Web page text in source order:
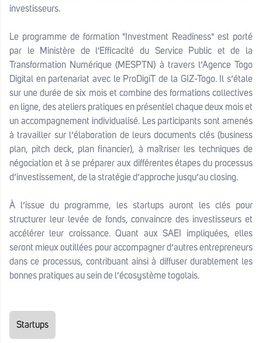
investisseurs.
Le programme de formation "Investment Readiness" est porté
par le
Ministère de l'Efficacité du Service Public et de la
Transformation Numérique (MESPTN) à travers l’Agence Togo
Digital en partenariat avec le ProDigiT de la GIZ-Togo. Il s’étale
sur une durée de six mois et combine des formations collectives
en ligne, des ateliers pratiques en présentiel chaque deux mois et
un accompagnement individualisé. Les participants sont amenés
à travailler sur l’élaboration de leurs documents clés (business
plan, pitch deck, plan financier), à maîtriser les techniques de
négociation et à se préparer aux différentes étapes du processus
d’investissement, de la stratégie d’approche jusqu’au closing.
À l’issue du programme, les startups auront les clés pour
structurer leur levée de fonds, convaincre des investisseurs et
accélérer leur croissance. Quant aux SAEI impliquées, elles
seront mieux outillées pour accompagner d’autres entrepreneurs
dans ce processus, contribuant ainsi à diffuser durablement les
bonnes pratiques au sein de l’écosystème togolais.
Startups